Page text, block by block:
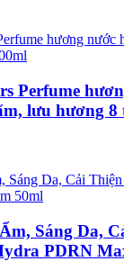
Perfume
lưu hương 8
Sáng Da,
PDRN